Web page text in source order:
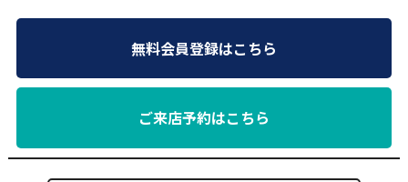
無料会員登録はこちら
ご来店予約はこちら